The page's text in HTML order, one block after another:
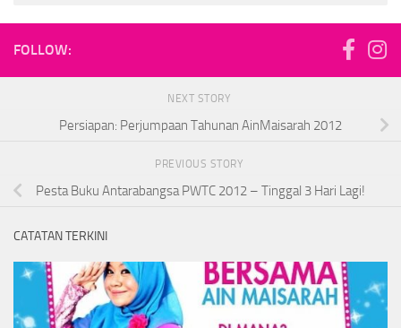
FOLLOW:
NEXT STORY
Persiapan: Perjumpaan Tahunan AinMaisarah 2012
PREVIOUS STORY
Pesta Buku Antarabangsa PWTC 2012 – Tinggal 3 Hari Lagi!
CATATAN TERKINI